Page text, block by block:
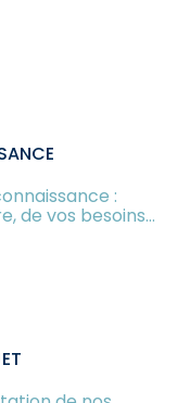
:
de vos besoins…